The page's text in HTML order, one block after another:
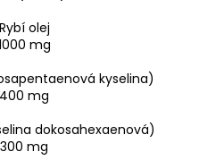
Rybí olej
mg
kyselina)
400 mg
dokosahexaenová)
300 mg